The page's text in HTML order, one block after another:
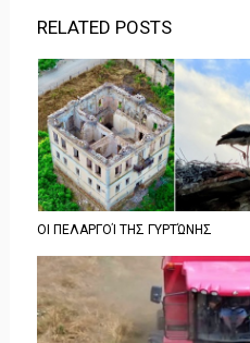
RELATED POSTS
ΟΙ ΠΕΛΑΡΓΟΊ ΤΗΣ ΓΥΡΤΏΝΗΣ